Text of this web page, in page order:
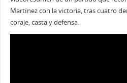
Martínez con la victoria, tras cuatro
coraje, casta y defensa.